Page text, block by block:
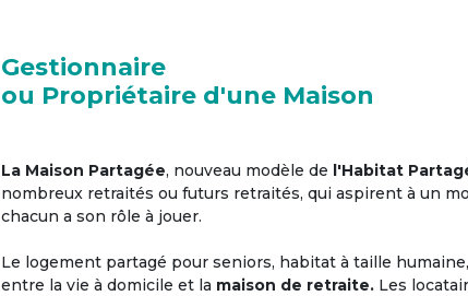
Gestionnaire
ou Propriétaire d'une Maison
La Maison Partagée, nouveau modèle de l'Habitat
nombreux retraités ou futurs retraités, qui aspirent à un
chacun a son rôle à jouer.
Le logement partagé pour seniors, habitat à taille
entre la vie à domicile et la maison de retraite. Les